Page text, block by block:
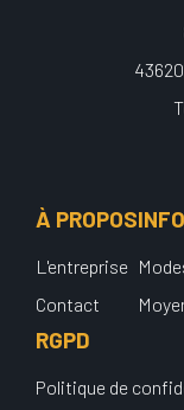
À PROPOS
L'entreprise
Contact
RGPD
Politique de